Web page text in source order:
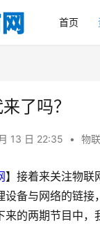
首页
了吗？
13 日 22:35 • 物
】接着来关注物联
设备与网络的链
的两期节目中，